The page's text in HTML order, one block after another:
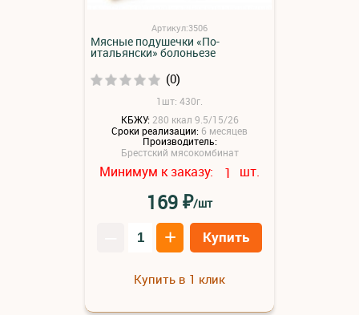
Артикул:3506
Мясные подушечки «По-
итальянски» болоньезе
(0)
1шт: 430г.
КБЖУ: 280 ккал 9.5/15/26
Сроки реализации: 6 месяцев
Производитель:
Брестский мясокомбинат
Минимум к заказу: 1 шт.
169₽/шт
+ Купить
Купить в 1 клик